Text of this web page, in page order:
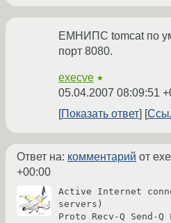
ЕМНИПС tomcat по
порт 8080.
execve ★
05.04.2007 08:09:51
Показать ответ
Ответ на: комментарий от
+00:00
Active Internet
servers)
Proto Recv-Q Send-Q